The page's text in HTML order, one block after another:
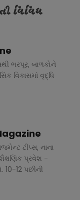
વિવિધ
ભરપૂર, બાળકોને
વિકાસમાં વૃદ્ધિ
ટીપ્સ, નાના
પ્રવેશ -
10-12 પછીની